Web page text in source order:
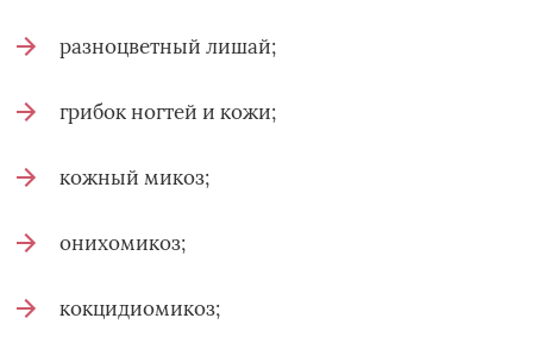
разноцветный лишай;
грибок ногтей и кожи;
кожный микоз;
онихомикоз;
кокцидиомикоз;